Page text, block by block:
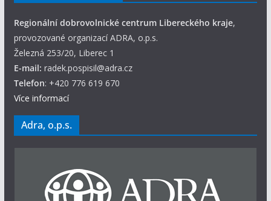
Regionální dobrovolnické centrum Libereckého kraje,
provozované organizací ADRA, o.p.s.
Železná 253/20, Liberec 1
E-mail: radek.pospisil@adra.cz
Telefon: +420 776 619 670
Více informací
Adra, o.p.s.